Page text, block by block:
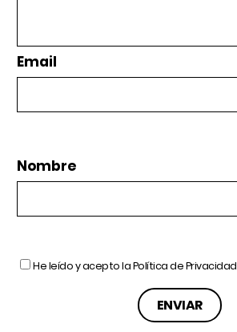
Email
Nombre
He leído y acepto laPolítica de Privacidad